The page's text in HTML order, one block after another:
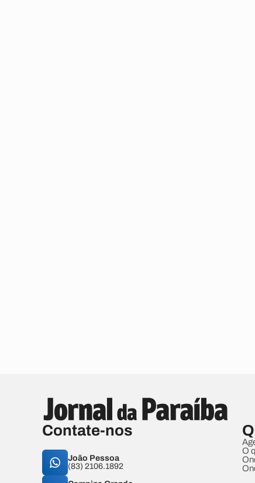
Contate-nos
João Pessoa
(83) 2106.1892
O